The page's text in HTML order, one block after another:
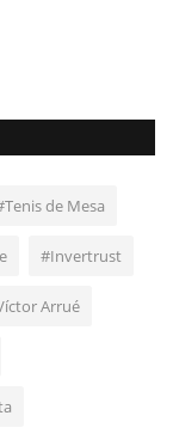
de Mesa
#Invertrust
Arrué